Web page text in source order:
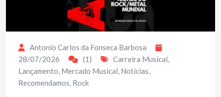
Antonio Carlos da Fonseca Barbosa
28/07/2026
(1) Carreira Musical,
Lançamento, Mercado Musical, Notícias,
Recomendamos, Rock